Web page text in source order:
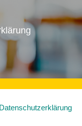
Datenschutzerklärung